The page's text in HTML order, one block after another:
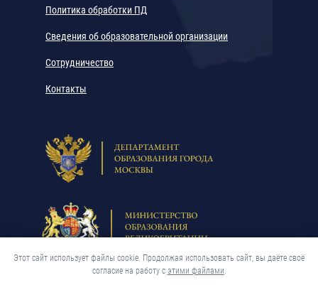
Этот сайт использует файлы cookie. Продолжая использовать сайт, вы даёте своё
согласие на работу с этими файлами.
Политика обработки ПД
Сотрудничество
Сведения об образовательной организации
Контакты